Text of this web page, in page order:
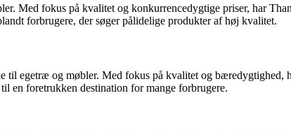
Med fokus på kvalitet og konkurrencedygtige priser, har
forbrugere, der søger pålidelige produkter af høj kvalitet.
egetræ og møbler. Med fokus på kvalitet og bæredygtighed,
en foretrukken destination for mange forbrugere.